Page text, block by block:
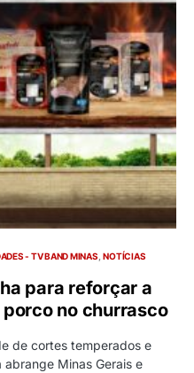
- TV BAND MINAS NOTÍCIAS
para reforçar a
no churrasco
de cortes temperados e
Minas Gerais e